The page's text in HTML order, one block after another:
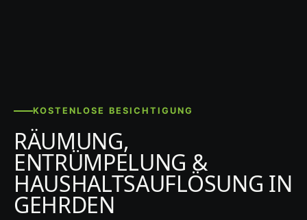
KOSTENLOSE BESICHTIGUNG
RÄUMUNG,
ENTRÜMPELUNG &
HAUSHALTSAUFLÖSUNG IN
GEHRDEN